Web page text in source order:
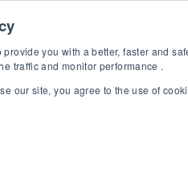
provide you with a better, faster and
traffic and monitor performance .
our site, you agree to the use of
Productos